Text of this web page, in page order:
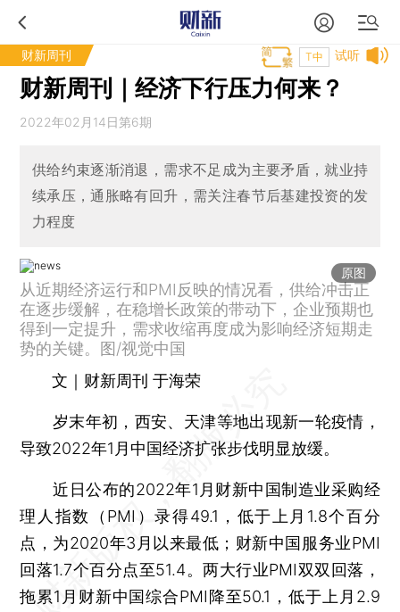
财新周刊 试听
T中
财新周刊｜经济下行压力何来？
2022年02月14日第6期
供给约束逐渐消退，需求不足成为主要矛盾，就业持
续承压，通胀略有回升，需关注春节后基建投资的发
力程度
原图
从近期经济运行和PMI反映的情况看，供给冲击正
在逐步缓解，在稳增长政策的带动下，企业预期也
得到一定提升，需求收缩再度成为影响经济短期走
势的关键。图/视觉中国
文｜财新周刊 于海荣
岁末年初，西安、天津等地出现新一轮疫情，
导致2022年1月中国经济扩张步伐明显放缓。
近日公布的2022年1月财新中国制造业采购经
理人指数（PMI）录得49.1，低于上月1.8个百分
点，为2020年3月以来最低；财新中国服务业PMI
回落1.7个百分点至51.4。两大行业PMI双双回落，
拖累1月财新中国综合PMI降至50.1，低于上月2.9